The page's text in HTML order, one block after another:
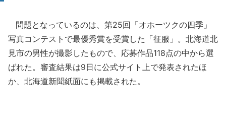
問題となっているのは、第25回「オホーツクの四季」
写真コンテストで最優秀賞を受賞した「征服」。北海道北
見市の男性が撮影したもので、応募作品118点の中から選
ばれた。審査結果は9日に公式サイト上で発表されたほ
か、北海道新聞紙面にも掲載された。